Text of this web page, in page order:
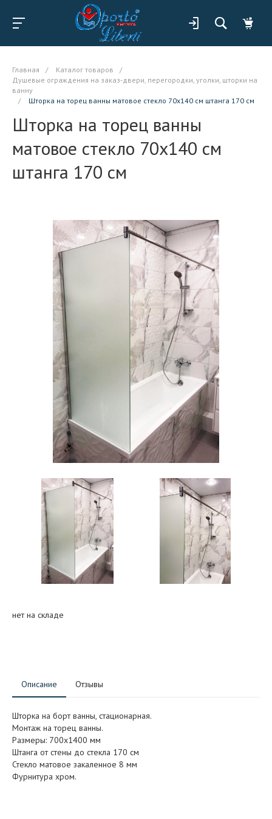
Главная / Каталог товаров
/
Душевые ограждения на заказ-двери, перегородки, уголки, шторки на
ванну
/
Шторка на торец ванны матовое стекло 70x140 см штанга 170 см
Шторка на торец ванны
матовое стекло 70x140 см
штанга 170 см
нет на складе
Описание Отзывы
Шторка на борт ванны, стационарная.
Монтаж на торец ванны.
Размеры: 700x1400 мм
Штанга от стены до стекла 170 см
Стекло матовое закаленное 8 мм
Фурнитура хром.